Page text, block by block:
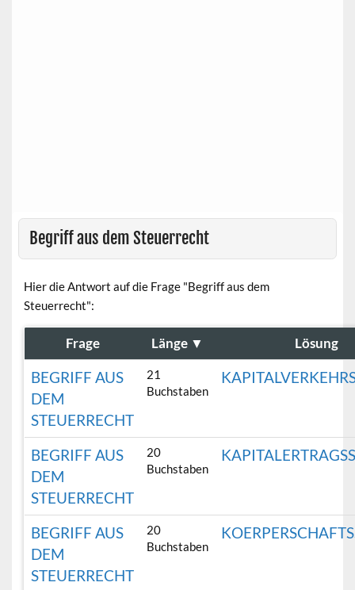
Begriff aus dem Steuerrecht
Hier die Antwort auf die Frage "Begriff aus dem
Steuerrecht":
Frage Länge ▼ Lösung
BEGRIFF AUS
DEM
STEUERRECHT
21
Buchstaben
BEGRIFF AUS
DEM
STEUERRECHT
20
Buchstaben
BEGRIFF AUS
DEM
STEUERRECHT
20
Buchstaben